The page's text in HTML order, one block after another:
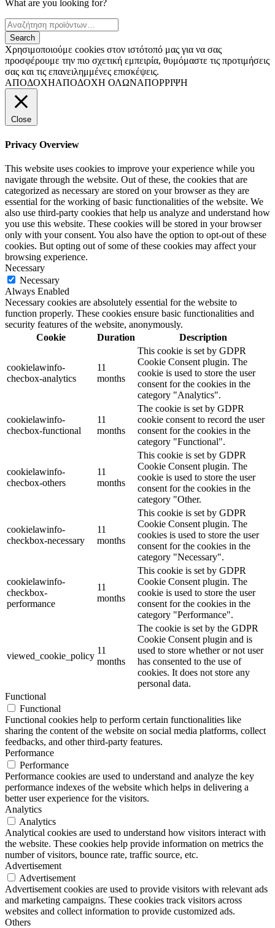
What are you looking for?
Χρησιμοποιούμε cookies στον ιστότοπό μας για να σας
προσφέρουμε την πιο σχετική εμπειρία, θυμόμαστε τις προτιμήσεις
σας και τις επανειλημμένες επισκέψεις.
ΑΠΟΔΟΧΗΑΠΟΔΟΧΗ ΟΛΩΝΑΠΟΡΡΙΨΗ
Close
Privacy Overview
This website uses cookies to improve your experience while you
navigate through the website. Out of these, the cookies that are
categorized as necessary are stored on your browser as they are
essential for the working of basic functionalities of the website. We
also use third-party cookies that help us analyze and understand how
you use this website. These cookies will be stored in your browser
only with your consent. You also have the option to opt-out of these
cookies. But opting out of some of these cookies may affect your
browsing experience.
Necessary
Necessary
Always Enabled
Necessary cookies are absolutely essential for the website to
function properly. These cookies ensure basic functionalities and
security features of the website, anonymously.
Cookie
Duration Description
cookielawinfo-
checbox-analytics
11
months
This cookie is set by GDPR
Cookie Consent plugin. The
cookie is used to store the user
consent for the cookies in the
category "Analytics".
cookielawinfo-
checbox-functional
11
months
The cookie is set by GDPR
cookie consent to record the user
consent for the cookies in the
category "Functional".
cookielawinfo-
checbox-others
11
months
This cookie is set by GDPR
Cookie Consent plugin. The
cookie is used to store the user
consent for the cookies in the
category "Other.
cookielawinfo-
checkbox-necessary
11
months
This cookie is set by GDPR
Cookie Consent plugin. The
cookies is used to store the user
consent for the cookies in the
category "Necessary".
cookielawinfo-
checkbox-
performance
11
months
This cookie is set by GDPR
Cookie Consent plugin. The
cookie is used to store the user
consent for the cookies in the
category "Performance".
viewed_cookie_policy
11
months
The cookie is set by the GDPR
Cookie Consent plugin and is
used to store whether or not user
has consented to the use of
cookies. It does not store any
personal data.
Functional
Functional
Functional cookies help to perform certain functionalities like
sharing the content of the website on social media platforms, collect
feedbacks, and other third-party features.
Performance
Performance
Performance cookies are used to understand and analyze the key
performance indexes of the website which helps in delivering a
better user experience for the visitors.
Analytics
Analytics
Analytical cookies are used to understand how visitors interact with
the website. These cookies help provide information on metrics the
number of visitors, bounce rate, traffic source, etc.
Advertisement
Advertisement
Advertisement cookies are used to provide visitors with relevant ads
and marketing campaigns. These cookies track visitors across
websites and collect information to provide customized ads.
Others